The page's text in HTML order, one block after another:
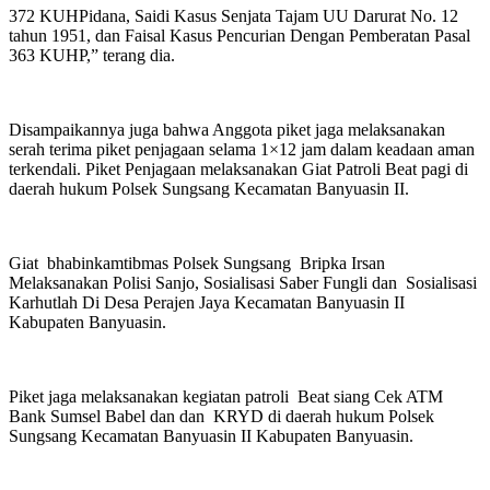
372 KUHPidana, Saidi Kasus Senjata Tajam UU Darurat No. 12
tahun 1951, dan Faisal Kasus Pencurian Dengan Pemberatan Pasal
363 KUHP,” terang dia.
Disampaikannya juga bahwa Anggota piket jaga melaksanakan
serah terima piket penjagaan selama 1×12 jam dalam keadaan aman
terkendali. Piket Penjagaan melaksanakan Giat Patroli Beat pagi di
daerah hukum Polsek Sungsang Kecamatan Banyuasin II.
Giat bhabinkamtibmas Polsek Sungsang Bripka Irsan
Melaksanakan Polisi Sanjo, Sosialisasi Saber Fungli dan Sosialisasi
Karhutlah Di Desa Perajen Jaya Kecamatan Banyuasin II
Kabupaten Banyuasin.
Piket jaga melaksanakan kegiatan patroli Beat siang Cek ATM
Bank Sumsel Babel dan dan KRYD di daerah hukum Polsek
Sungsang Kecamatan Banyuasin II Kabupaten Banyuasin.